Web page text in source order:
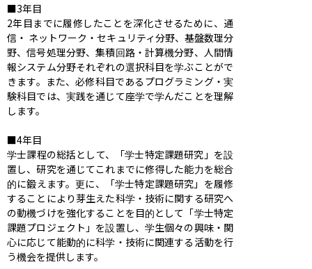
■3年目
2年目までに履修したことを深化させるために、通
信・ ネットワーク・セキュリティ分野、基盤数理分
野、信号処理分野、集積回路・計算機分野、人間情
報システム分野それぞれの選択科目を学ぶことがで
きます。また、必修科目であるプログラミング・実
験科目では、実践を通じて座学で学んだことを理解
します。
■4年目
学士課程の総括として、「学士特定課題研究」を設
置し、研究を通じてこれまでに修得した能力を総合
的に鍛えます。更に、「学士特定課題研究」を履修
することにより芽生えた科学・技術に関する研究へ
の動機づけを強化することを目的として「学士特定
課題プロジェクト」を設置し、学生個々の興味・関
心に応じて能動的に科学・技術に関連する活動を行
う機会を提供します。